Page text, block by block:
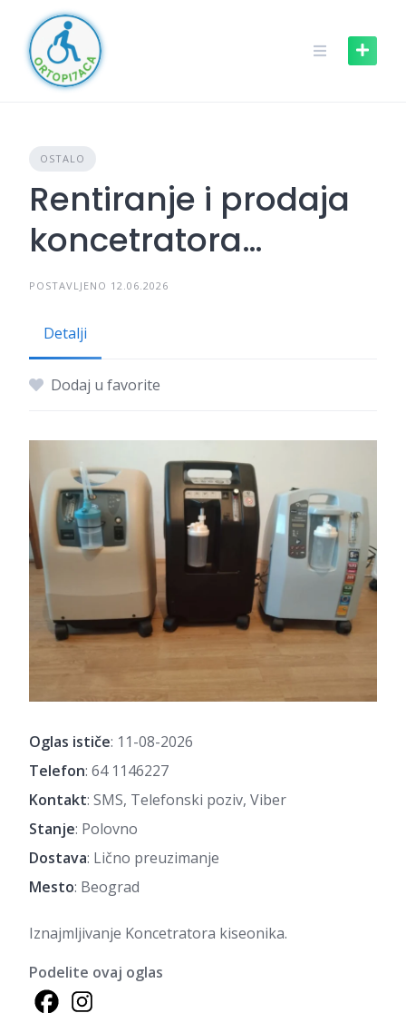
OSTALO
Rentiranje i prodaja
koncetratora
kiseonika.
POSTAVLJENO 12.06.2026
Detalji
Dodaj u favorite
Oglas ističe: 11-08-2026
Telefon: 64 1146227
Kontakt: SMS, Telefonski poziv, Viber
Stanje: Polovno
Dostava: Lično preuzimanje
Mesto: Beograd
Iznajmljivanje Koncetratora kiseonika.
Podelite ovaj oglas